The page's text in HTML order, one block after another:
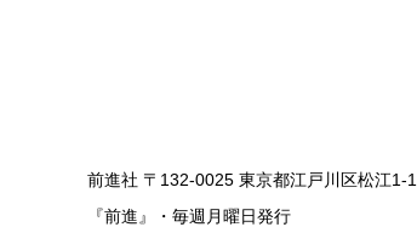
前進社 〒132-0025 東京都江戸川区松江1-
『前進』・毎週月曜日発行